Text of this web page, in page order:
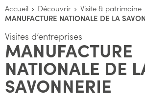
Accueil Découvrir
Visite & patrimoine
MANUFACTURE NATIONALE DE LA
Visites d’entreprises
MANUFACTURE
NATIONALE DE
SAVONNERIE